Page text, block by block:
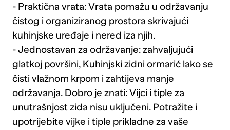
- Praktična vrata: Vrata pomažu u održavanju
čistog i organiziranog prostora skrivajući
kuhinjske uređaje i nered iza njih.
- Jednostavan za održavanje: zahvaljujući
glatkoj površini, Kuhinjski zidni ormarić lako se
čisti vlažnom krpom i zahtijeva manje
održavanja. Dobro je znati: Vijci i tiple za
unutrašnjost zida nisu uključeni. Potražite i
upotrijebite vijke i tiple prikladne za vaše